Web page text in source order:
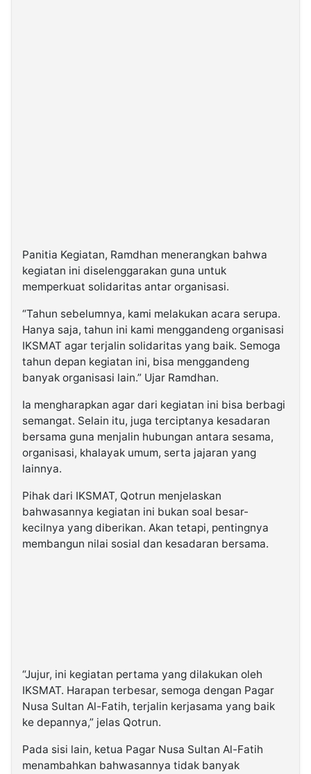
Panitia Kegiatan, Ramdhan menerangkan bahwa
kegiatan ini diselenggarakan guna untuk
memperkuat solidaritas antar organisasi.
“Tahun sebelumnya, kami melakukan acara serupa.
Hanya saja, tahun ini kami menggandeng organisasi
IKSMAT agar terjalin solidaritas yang baik. Semoga
tahun depan kegiatan ini, bisa menggandeng
banyak organisasi lain.” Ujar Ramdhan.
Ia mengharapkan agar dari kegiatan ini bisa berbagi
semangat. Selain itu, juga terciptanya kesadaran
bersama guna menjalin hubungan antara sesama,
organisasi, khalayak umum, serta jajaran yang
lainnya.
Pihak dari IKSMAT, Qotrun menjelaskan
bahwasannya kegiatan ini bukan soal besar-
kecilnya yang diberikan. Akan tetapi, pentingnya
membangun nilai sosial dan kesadaran bersama.
“Jujur, ini kegiatan pertama yang dilakukan oleh
IKSMAT. Harapan terbesar, semoga dengan Pagar
Nusa Sultan Al-Fatih, terjalin kerjasama yang baik
ke depannya,” jelas Qotrun.
Pada sisi lain, ketua Pagar Nusa Sultan Al-Fatih
menambahkan bahwasannya tidak banyak